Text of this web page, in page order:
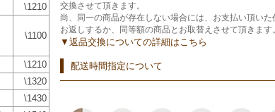
\1210
\1100
\1210
\1320
\1430
交換させて頂きます。
尚、同一の商品が存在しない場合には、お支払い頂いた
お返しするか、同等額の商品とお取替えさせて頂きます。
▼返品交換についての詳細はこちら
配送時間指定について